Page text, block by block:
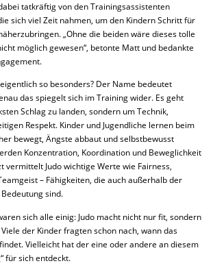
tatkräftig von den Trainingsassistenten
sich viel Zeit nahmen, um den Kindern Schritt für
„Ohne die beiden wäre dieses tolle
möglich gewesen“, betonte Matt und bedankte
so besonders? Der Name bedeutet
das spiegelt sich im Training wider. Es geht
Schlag zu landen, sondern um Technik,
Respekt. Kinder und Jugendliche lernen beim
bewegt, Ängste abbaut und selbstbewusst
Konzentration, Koordination und Beweglichkeit
vermittelt Judo wichtige Werte wie Fairness,
– Fähigkeiten, die auch außerhalb der
sind.
sich alle einig: Judo macht nicht nur fit, sondern
der Kinder fragten schon nach, wann das
Vielleicht hat der eine oder andere an diesem
für sich entdeckt.